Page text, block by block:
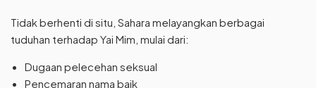
Tidak berhenti di situ, Sahara melayangkan berbagai
tuduhan terhadap Yai Mim, mulai dari:
Dugaan pelecehan seksual
Pencemaran nama baik